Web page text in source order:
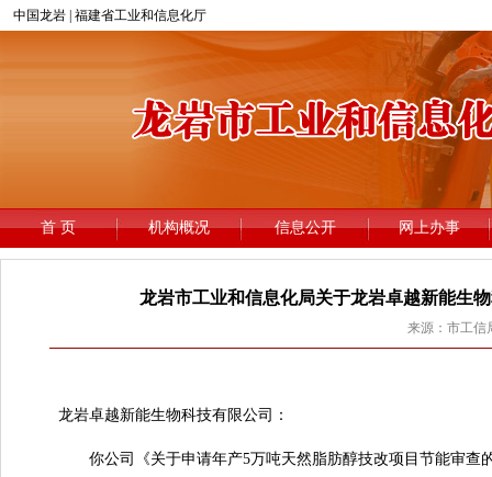
龙岩市工业和信息化局关于龙岩卓越新能生
来源：市工信
龙岩卓越新能生物科技有限公司：
你公司《关于申请年产5万吨天然脂肪醇技改项目节能审查的